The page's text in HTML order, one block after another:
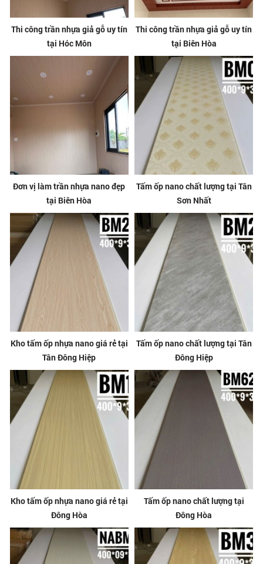
Thi công trần nhựa giả gỗ uy tín
tại Hóc Môn
Thi công trần nhựa giả gỗ uy tín
tại Biên Hòa
Đơn vị làm trần nhựa nano đẹp
tại Biên Hòa
Tấm ốp nano chất lượng tại Tân
Sơn Nhất
Kho tấm ốp nhựa nano giá rẻ tại
Tân Đông Hiệp
Tấm ốp nano chất lượng tại Tân
Đông Hiệp
Kho tấm ốp nhựa nano giá rẻ tại
Đông Hòa
Tấm ốp nano chất lượng tại
Đông Hòa